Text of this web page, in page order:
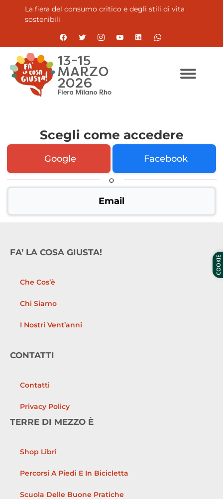
La fiera del consumo critico e degli stili di vita
sostenibili
Scegli come accedere
Google Facebook
o
Email
FA’ LA COSA GIUSTA!
Che Cos’è
Chi Siamo
I Nostri Vent’anni
CONTATTI
Contatti
Privacy Policy
TERRE DI MEZZO È
Shop Libri
Percorsi A Piedi E In Bicicletta
Scuola Delle Buone Pratiche
COOKIE